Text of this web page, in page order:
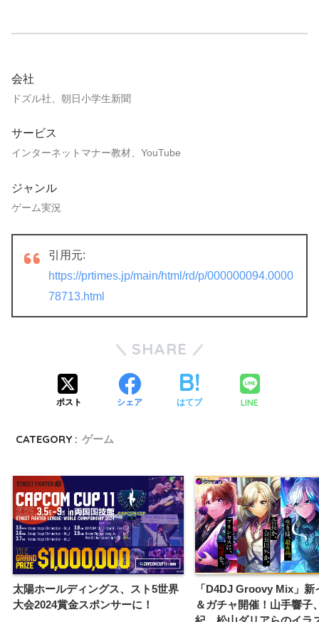
会社
ドズル社、朝日小学生新聞
サービス
インターネットマナー教材、YouTube
ジャンル
ゲーム実況
引用元:
https://prtimes.jp/main/html/rd/p/000000094.0000
78713.html
SHARE
ポスト シェア はてブ LINE
CATEGORY : ゲーム
太陽ホールディングス、スト5世界
大会2024賞金スポンサーに！
「D4DJ Groovy Mix」新
＆ガチャ開催！山手響子